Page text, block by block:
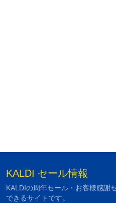
KALDI セール情報
KALDIの周年セール・お客様感謝
できるサイトです。